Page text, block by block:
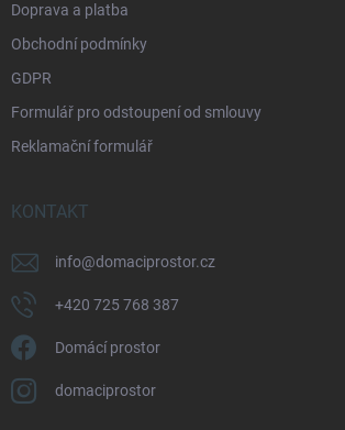
Doprava a platba
Obchodní podmínky
GDPR
Formulář pro odstoupení od smlouvy
Reklamační formulář
KONTAKT
info@domaciprostor.cz
+420 725 768 387
Domácí prostor
domaciprostor